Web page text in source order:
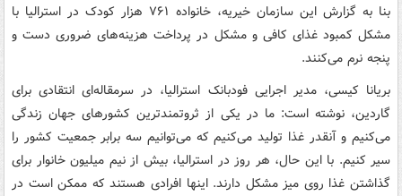
بنا به گزارش این سازمان خیریه، خانواده ۷۶۱ هزار کودک در استرالیا با
مشکل کمبود غذای کافی و مشکل در پرداخت هزینه‌های ضروری دست و
پنجه نرم می‌کنند.
بریانا کیسی، مدیر اجرایی فودبانک استرالیا، در سرمقاله‌ای انتقادی برای
گاردین، نوشته است: ما در یکی از ثروتمندترین کشورهای جهان زندگی
می‌کنیم و آنقدر غذا تولید می‌کنیم که می‌توانیم سه برابر جمعیت کشور را
سیر کنیم. با این حال، هر روز در استرالیا، بیش از نیم میلیون خانوار برای
گذاشتن غذا روی میز مشکل دارند. اینها افرادی هستند که ممکن است در